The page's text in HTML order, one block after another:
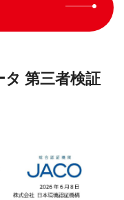
第三者検証